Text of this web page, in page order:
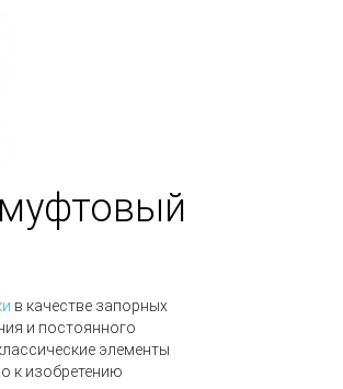
в качестве запорных
и постоянного
элементы
к изобретению